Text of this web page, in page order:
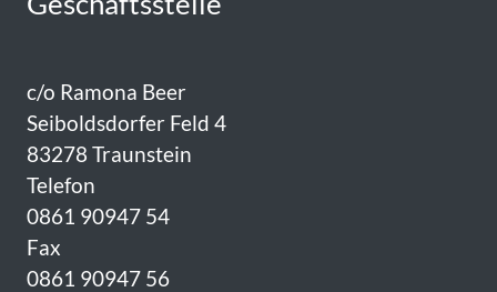
c/o Ramona Beer
Seiboldsdorfer Feld 4
83278 Traunstein
Telefon
0861 90947 54
Fax
0861 90947 56